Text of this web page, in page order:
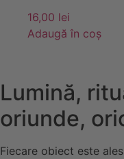
16,00 lei
Adaugă în coș
Lumină,
oriunde,
Fiecare obiect este